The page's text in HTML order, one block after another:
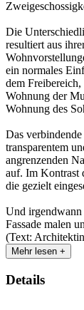
Die
resultiert aus
ein normales
dem
Wohnung der
Wohnung des
Das
transparentem
angrenzenden
auf. Im Kontrast
die gezielt
Und
Fassade malen
(Text:
Mehr lesen +
Details